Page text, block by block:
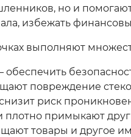
но и
избежать
выполняют
обеспечить
повреждение
риск
плотно примыкают
товары и другое